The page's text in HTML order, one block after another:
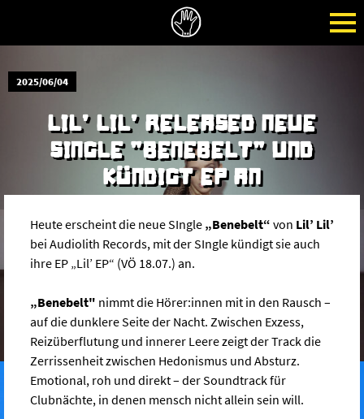
2025/06/04
LIL' LIL' RELEASED NEUE
SINGLE "BENEBELT" UND
KÜNDIGT EP AN
Heute erscheint die neue SIngle „Benebelt“ von Lil’ Lil’
bei Audiolith Records, mit der SIngle kündigt sie auch
ihre EP „Lil’ EP“ (VÖ 18.07.) an.
„Benebelt" nimmt die Hörer:innen mit in den Rausch –
auf die dunklere Seite der Nacht. Zwischen Exzess,
Reizüberflutung und innerer Leere zeigt der Track die
Zerrissenheit zwischen Hedonismus und Absturz.
Emotional, roh und direkt – der Soundtrack für
Clubnächte, in denen mensch nicht allein sein will.